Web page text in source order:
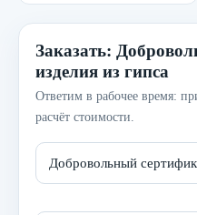
Заказать:
изделия из гипса
Ответим в рабочее время:
расчёт стоимости.